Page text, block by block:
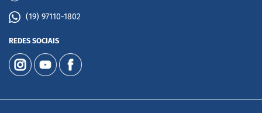
(19) 97110-1802
REDES SOCIAIS